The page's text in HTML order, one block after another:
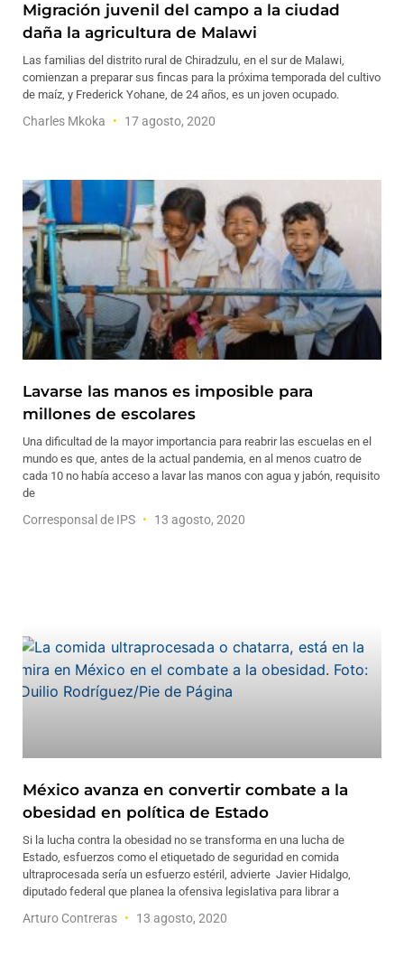
Migración juvenil del campo a la ciudad
daña la agricultura de Malawi
Las familias del distrito rural de Chiradzulu, en el sur de Malawi,
comienzan a preparar sus fincas para la próxima temporada del cultivo
de maíz, y Frederick Yohane, de 24 años, es un joven ocupado.
Charles Mkoka 17 agosto, 2020
Lavarse las manos es imposible para
millones de escolares
Una dificultad de la mayor importancia para reabrir las escuelas en el
mundo es que, antes de la actual pandemia, en al menos cuatro de
cada 10 no había acceso a lavar las manos con agua y jabón, requisito
de
Corresponsal de IPS 13 agosto, 2020
México avanza en convertir combate a la
obesidad en política de Estado
Si la lucha contra la obesidad no se transforma en una lucha de
Estado, esfuerzos como el etiquetado de seguridad en comida
ultraprocesada sería un esfuerzo estéril, advierte Javier Hidalgo,
diputado federal que planea la ofensiva legislativa para librar a
Arturo Contreras 13 agosto, 2020